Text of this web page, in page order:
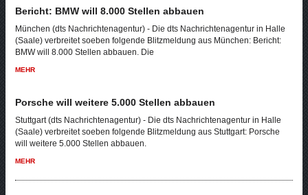
Bericht: BMW will 8.000 Stellen abbauen
München (dts Nachrichtenagentur) - Die dts Nachrichtenagentur in Halle
(Saale) verbreitet soeben folgende Blitzmeldung aus München: Bericht:
BMW will 8.000 Stellen abbauen. Die
MEHR
Porsche will weitere 5.000 Stellen abbauen
Stuttgart (dts Nachrichtenagentur) - Die dts Nachrichtenagentur in Halle
(Saale) verbreitet soeben folgende Blitzmeldung aus Stuttgart: Porsche
will weitere 5.000 Stellen abbauen.
MEHR